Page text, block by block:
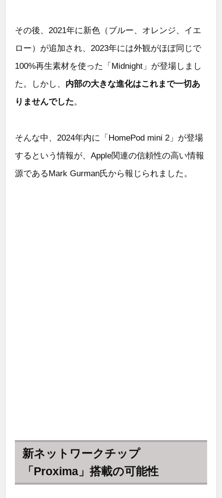
その後、2021年に新色（ブルー、オレンジ、イエ
ロー）が追加され、2023年には外観がほぼ同じで
100%再生素材を使った「Midnight」が登場しまし
た。しかし、 内部の大きな進化はこれまで一切あ
りませんでした。
そんな中、2024年内に「HomePod mini 2」が登場
するという情報が、Apple関連の信頼性の高い情報
源であるMark Gurman氏から報じられました。
新ネットワークチップ
「Proxima」搭載の可能性